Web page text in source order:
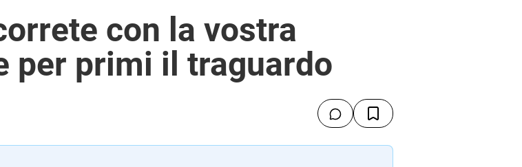
con la vostra
per primi il traguardo